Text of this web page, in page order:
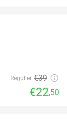
Regulier €39
€22,50